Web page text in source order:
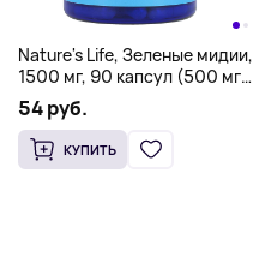
Nature's Life, Зеленые мидии,
1500 мг, 90 капсул (500 мг
на капсулу)
54 руб.
КУПИТЬ